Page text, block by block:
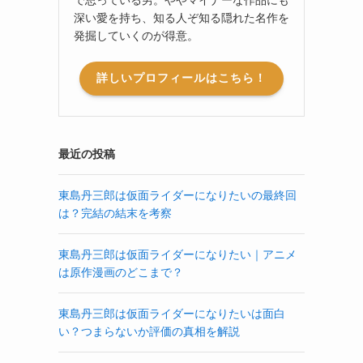
深い愛を持ち、知る人ぞ知る隠れた名作を
発掘していくのが得意。
詳しいプロフィールはこちら！
最近の投稿
東島丹三郎は仮面ライダーになりたいの最終回
は？完結の結末を考察
東島丹三郎は仮面ライダーになりたい｜アニメ
は原作漫画のどこまで？
東島丹三郎は仮面ライダーになりたいは面白
い？つまらないか評価の真相を解説